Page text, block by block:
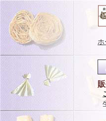
ホ